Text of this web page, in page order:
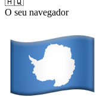
O seu navegador